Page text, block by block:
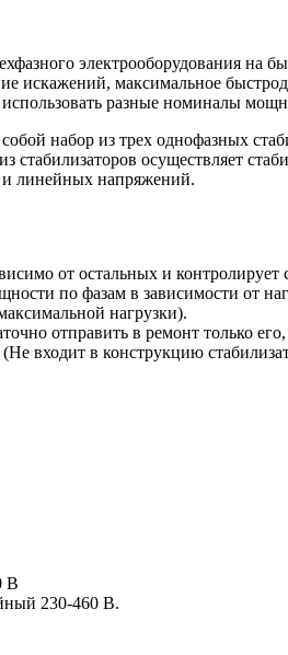
электрооборудования
искажений, максимальное
разные номиналы
набор из трех однофазных
осуществляет
и линейных напряжений.
от остальных и контролирует
по фазам в зависимости от
нагрузки).
отправить в ремонт только
входит в конструкцию
В
230-460 В.